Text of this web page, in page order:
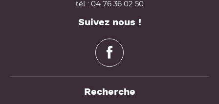
tél : 04 76 36 02 50
Suivez nous !
Recherche